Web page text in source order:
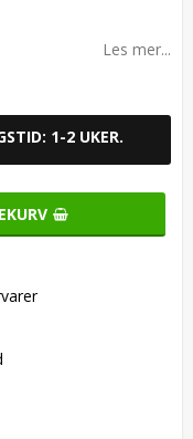
Les mer...
1-2 UKER.